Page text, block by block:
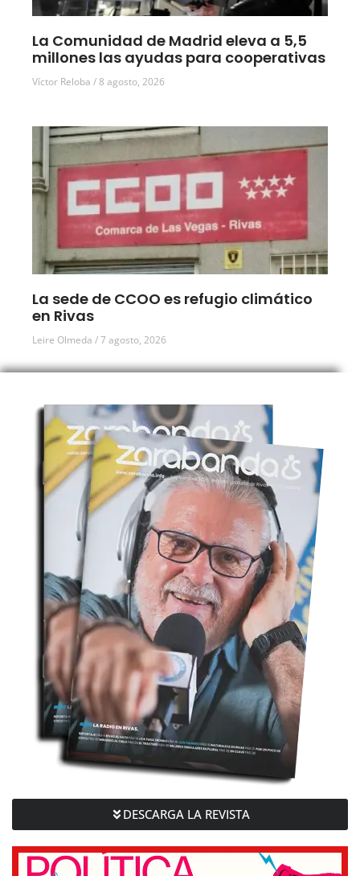
La Comunidad de Madrid eleva a 5,5
millones las ayudas para cooperativas
Víctor Reloba 8 agosto, 2026
La sede de CCOO es refugio climático
en Rivas
Leire Olmeda 7 agosto, 2026
DESCARGA LA REVISTA